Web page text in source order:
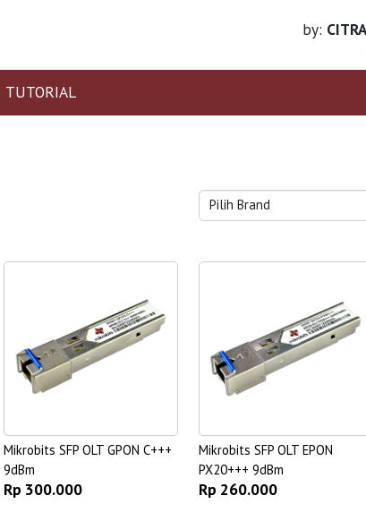
by:
TUTORIAL
Mikrobits SFP OLT GPON C+++
9dBm
Rp 300.000
Mikrobits SFP OLT EPON
PX20+++ 9dBm
Rp 260.000